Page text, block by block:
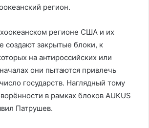
регион.
регионе США и их
создают закрытые блоки, к
на антироссийских или
они пытаются привлечь
государств. Наглядный тому
в рамках блоков AUKUS
Патрушев.